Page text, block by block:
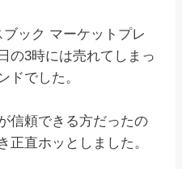
ック マーケットプレ
の3時には売れてしまっ
ドでした。
信頼できる方だったの
正直ホッとしました。